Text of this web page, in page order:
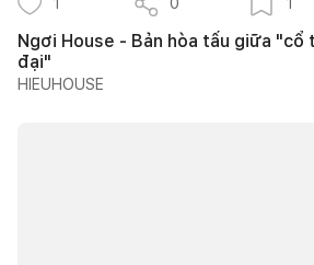
Ngơi House - Bản hòa tấu giữa
đại"
HIEUHOUSE